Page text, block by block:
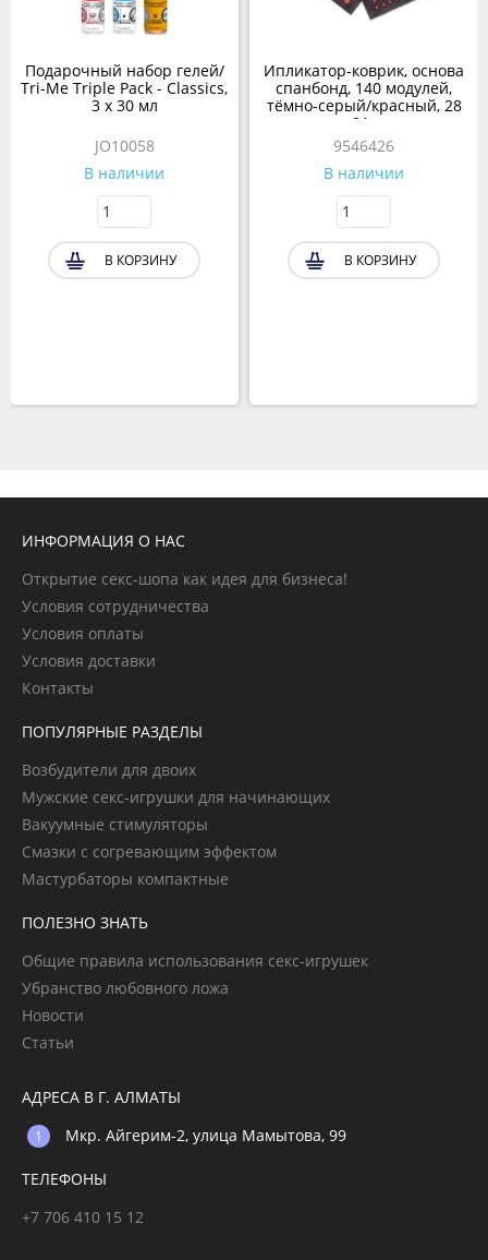
Подарочный набор гелей/
Tri-Me Triple Pack - Classics,
3 х 30 мл
JO10058
В наличии
В КОРЗИНУ
Ипликатор-коврик, основа
спанбонд, 140 модулей,
тёмно-серый/красный, 28
× 64 см
9546426
В наличии
В КОРЗИНУ
ИНФОРМАЦИЯ О НАС
Открытие секс-шопа как идея для бизнеса!
Условия сотрудничества
Условия оплаты
Условия доставки
Контакты
ПОПУЛЯРНЫЕ РАЗДЕЛЫ
Возбудители для двоих
Мужские секс-игрушки для начинающих
Вакуумные стимуляторы
Смазки с согревающим эффектом
Мастурбаторы компактные
ПОЛЕЗНО ЗНАТЬ
Общие правила использования секс-игрушек
Убранство любовного ложа
Новости
Статьи
АДРЕСА В Г. АЛМАТЫ
Мкр. Айгерим-2, улица Мамытова, 99
ТЕЛЕФОНЫ
+7 706 410 15 12